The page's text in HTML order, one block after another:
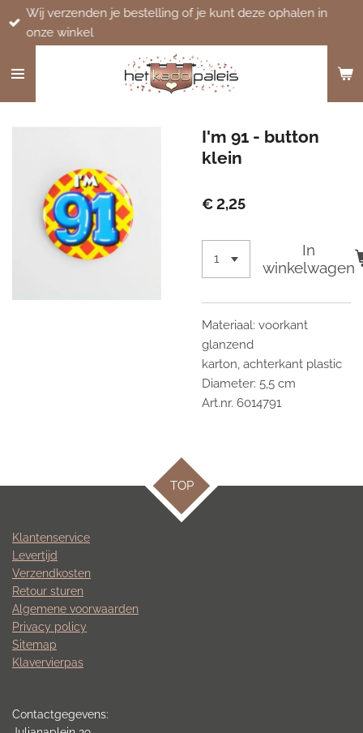
Ga
direct
de
Wij verzenden je bestelling of je kunt deze ophalen in
onze winkel
I'm 91 - button
klein
€ 2,25
In
winkelwagen
Materiaal: voorkant
glanzend
karton, achterkant plastic
Diameter: 5,5 cm
Art.nr. 6014791
TOP
Klantenservice
Levertijd
Verzendkosten
Retour sturen
Algemene voorwaarden
Privacy policy
Sitemap
Klavervierpas
Contactgegevens: